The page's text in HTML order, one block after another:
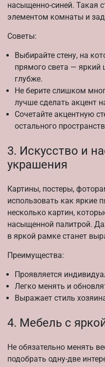
насыщенно-синей. Такая
элементом комнаты и
Советы:
Выбирайте стену, на
прямого света — яркий
глубже.
Не берите слишком
лучше сделать акцент
Сочетайте акцентную
остального
3. Искусство и
украшения
Картины, постеры,
использовать как яркие
несколько картин,
насыщенной палитрой.
в яркой рамке станет
Преимущества:
Проявляется
Легко менять и
Выражает стиль
4. Мебель с
Не обязательно менять
подобрать одну-две